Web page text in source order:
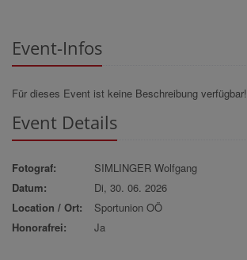
Event-Infos
Für dieses Event ist keine Beschreibung verfügbar!
Event Details
Fotograf:
SIMLINGER Wolfgang
Datum:
Di, 30. 06. 2026
Location / Ort:
Sportunion OÖ
Honorafrei:
Ja